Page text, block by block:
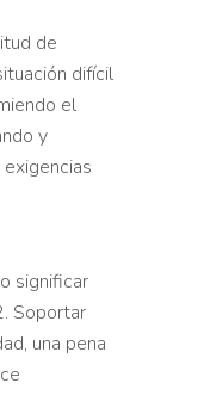
de
difícil
el
y
significar
Soportar
una pena